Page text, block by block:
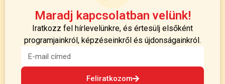
Maradj kapcsolatban velünk!
Iratkozz fel hírlevelünkre, és értesülj elsőként
programjainkról, képzéseinkről és újdonságainkról.
Feliratkozom